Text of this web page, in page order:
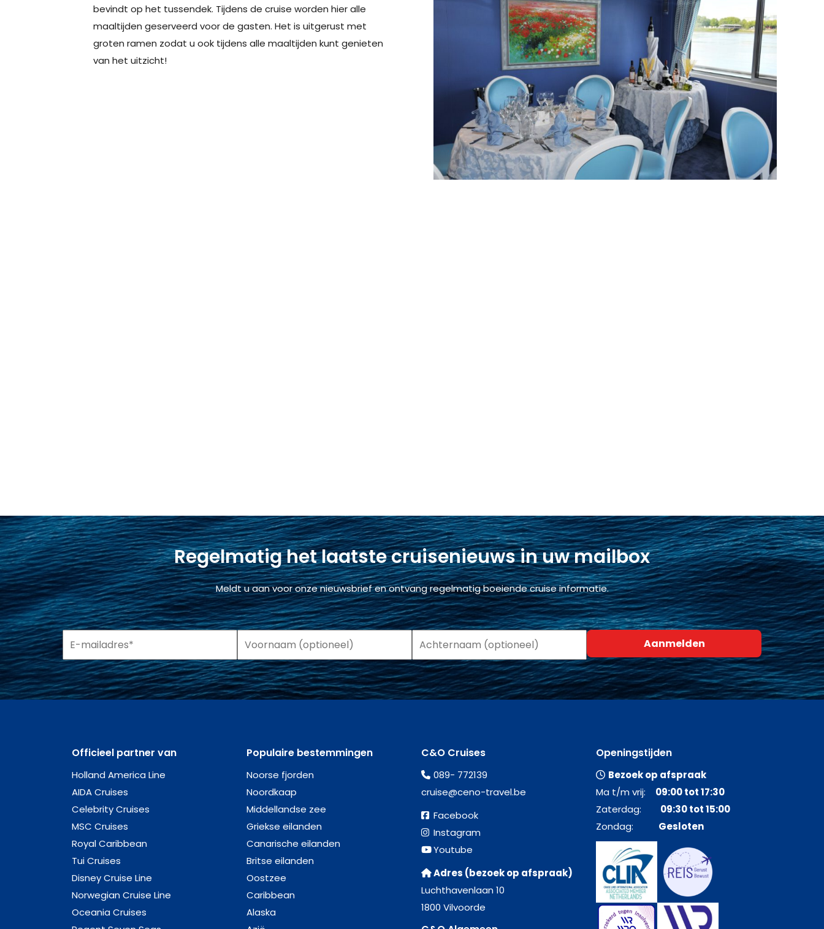
bevindt op het tussendek. Tijdens de cruise worden hier alle
maaltijden geserveerd voor de gasten. Het is uitgerust met
groten ramen zodat u ook tijdens alle maaltijden kunt genieten
van het uitzicht!
Regelmatig het laatste cruisenieuws in uw mailbox
Meldt u aan voor onze nieuwsbrief en ontvang regelmatig boeiende cruise informatie.
Officieel partner van
Holland America Line
AIDA Cruises
Celebrity Cruises
MSC Cruises
Royal Caribbean
Tui Cruises
Disney Cruise Line
Norwegian Cruise Line
Oceania Cruises
Populaire bestemmingen
Noorse fjorden
Noordkaap
Middellandse zee
Griekse eilanden
Canarische eilanden
Britse eilanden
Oostzee
Caribbean
Alaska
C&O Cruises
089- 772139
cruise@ceno-travel.be
Facebook
Instagram
Youtube
Adres (bezoek op afspraak)
Luchthavenlaan 10
1800 Vilvoorde
Openingstijden
Bezoek op afspraak
Ma t/m vrij: 09:00 tot 17:30
Zaterdag: 09:30 tot 15:00
Zondag: Gesloten